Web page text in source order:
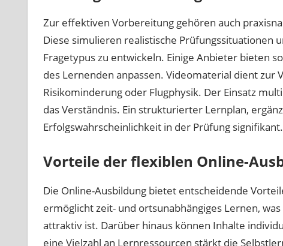
Zur effektiven Vorbereitung gehören auch
Diese simulieren realistische Prüfungssituationen
Fragetypus zu entwickeln. Einige Anbieter bieten
des Lernenden anpassen. Videomaterial dient zur
Risikominderung oder Flugphysik. Der Einsatz
das Verständnis. Ein strukturierter Lernplan,
Erfolgswahrscheinlichkeit in der Prüfung signifikant.
Vorteile der flexiblen Online-
Die Online-Ausbildung bietet entscheidende
ermöglicht zeit- und ortsunabhängiges Lernen,
attraktiv ist. Darüber hinaus können Inhalte
eine Vielzahl an Lernressourcen stärkt die